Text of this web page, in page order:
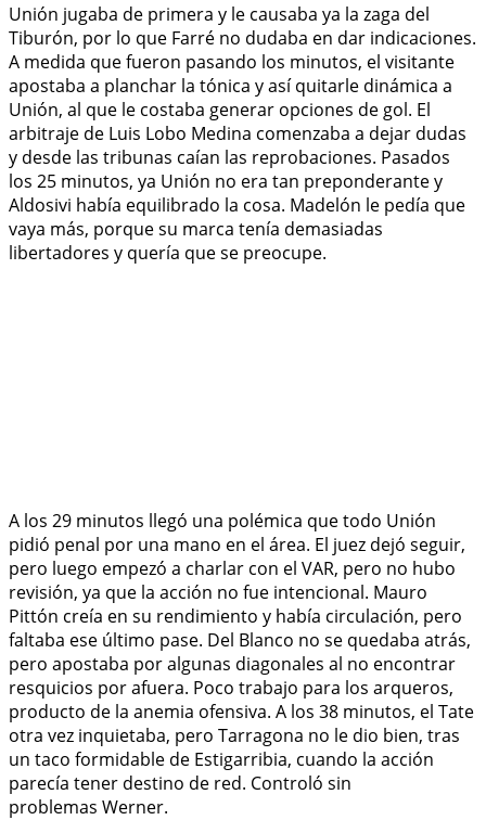
Unión jugaba de primera y le causaba ya la zaga del
Tiburón, por lo que Farré no dudaba en dar indicaciones.
A medida que fueron pasando los minutos, el visitante
apostaba a planchar la tónica y así quitarle dinámica a
Unión, al que le costaba generar opciones de gol. El
arbitraje de Luis Lobo Medina comenzaba a dejar dudas
y desde las tribunas caían las reprobaciones. Pasados
los 25 minutos, ya Unión no era tan preponderante y
Aldosivi había equilibrado la cosa. Madelón le pedía que
vaya más, porque su marca tenía demasiadas
libertadores y quería que se preocupe.
A los 29 minutos llegó una polémica que todo Unión
pidió penal por una mano en el área. El juez dejó seguir,
pero luego empezó a charlar con el VAR, pero no hubo
revisión, ya que la acción no fue intencional. Mauro
Pittón creía en su rendimiento y había circulación, pero
faltaba ese último pase. Del Blanco no se quedaba atrás,
pero apostaba por algunas diagonales al no encontrar
resquicios por afuera. Poco trabajo para los arqueros,
producto de la anemia ofensiva. A los 38 minutos, el Tate
otra vez inquietaba, pero Tarragona no le dio bien, tras
un taco formidable de Estigarribia, cuando la acción
parecía tener destino de red. Controló sin
problemas Werner.